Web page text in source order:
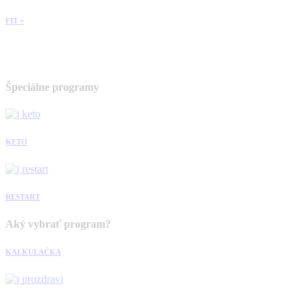
FIT +
Špeciálne programy
KETO
RESTART
Aký vybrať program?
KALKULAČKA